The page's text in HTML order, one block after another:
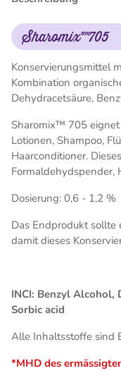
Sharomix™705
Konservierungsmittel
Kombination
Dehydracetsäure,
Sharomix™ 705 eignet
Lotionen, Shampoo,
Haarconditioner.
Formaldehydspender,
Dosierung: 0,6 - 1,2 %
Das Endprodukt
damit dieses
INCI: Benzyl Alcohol,
Sorbic acid
Alle Inhaltsstoffe sind
*MHD des